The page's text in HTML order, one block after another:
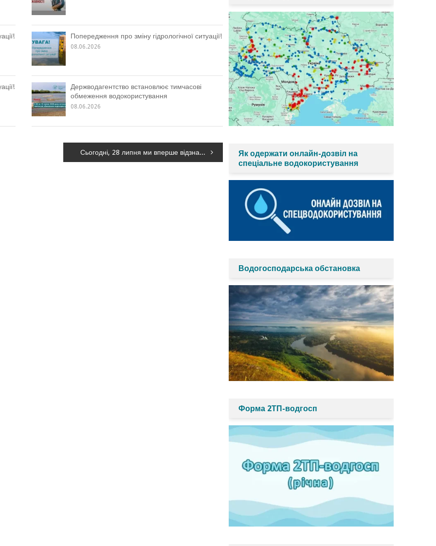
Попередження про зміну гідрологічної ситуації!
08.06.2026
Держводагентство встановлює тимчасові
обмеження водокористування
08.06.2026
Сьогодні, 28 липня ми вперше відзначаємо День української державності!
Як одержати онлайн-дозвіл на
спеціальне водокористування
Водогосподарська обстановка
Форма 2ТП-водгосп